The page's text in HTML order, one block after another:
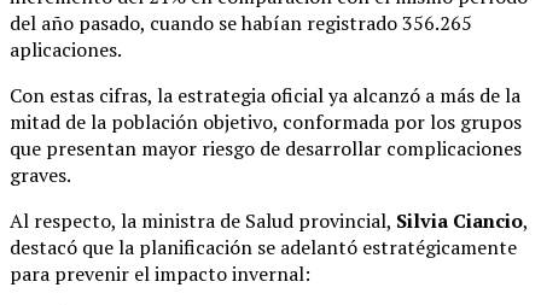
del año pasado, cuando se habían registrado 356.265
aplicaciones.
Con estas cifras, la estrategia oficial ya alcanzó a más de la
mitad de la población objetivo, conformada por los grupos
que presentan mayor riesgo de desarrollar complicaciones
graves.
Al respecto, la ministra de Salud provincial, Silvia Ciancio,
destacó que la planificación se adelantó estratégicamente
para prevenir el impacto invernal: